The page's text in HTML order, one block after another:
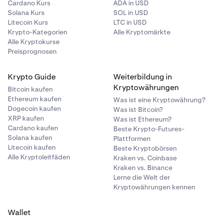
• Deaktivieren
Sie die Benachrichtigungsfelder, von
denen Sie sich abmelden möchten.
•
Klicken Sie auf "Einstellungen aktualisieren", um die
Änderungen zu speichern.
Hinweis: Wenn Sie die
Globale Einstellungssperre (GSL)
für Ihr Konto aktiviert haben, müssen Sie diese
entfernen, bevor Sie Änderungen an Ihren
Benachrichtigungseinstellungen vornehmen können.
aktiviert.
• Yahoo
• Protonmail
Outlook.com:
1
Klicken Sie auf der Hauptseite nach dem Login auf
das Zahnradsymbol in der oberen rechten Ecke und
wählen Sie dann
Alle Outlook-Einstellungen
anzeigen.
2 Wählen Sie im Menü Einstellungendie Option
und schließlich
Junk-E-Mail.
3 Fügen Sie als Nächstes noreply@kraken.com
Liste der sicheren Absender und Domänen hinzu.
Diese Adresse verarbeitet die meisten unserer
automatisierten E-Mails, wie z. B.
Auszahlungsadressen und E-Mails zur
Adressen finden Sie oben in diesem Artikel.
Cardano Kurs
Solana Kurs
Litecoin Kurs
Krypto-Kategorien
Alle Kryptokurse
Preisprognosen
ADA in USD
SOL in USD
LTC in USD
Alle Kryptomärkte
Krypto Guide
Bitcoin kaufen
Ethereum kaufen
Dogecoin kaufen
XRP kaufen
Cardano kaufen
Solana kaufen
Litecoin kaufen
Alle Kryptoleitfäden
Weiterbildung in
Kryptowährungen
Was ist eine Kryptowährung?
Was ist Bitcoin?
Was ist Ethereum?
Beste Krypto-Futures-
Plattformen
Beste Kryptobörsen
Kraken vs. Coinbase
Kraken vs. Binance
Lerne die Welt der
Kryptowährungen kennen
Wallet